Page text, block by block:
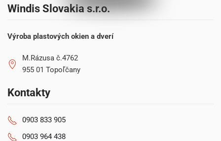
Windis Slovakia s.r.o.
Výroba plastových okien a dverí
M.Rázusa č.4762
955 01 Topoľčany
Kontakty
0903 833 905
0903 964 438